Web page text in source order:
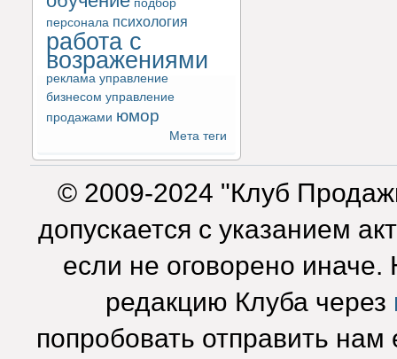
подбор
персонала психология
работа с
возражениями
реклама управление
бизнесом управление
продажами юмор
Мета теги
© 2009-2024 "Клуб
допускается с указанием
если не оговорено
редакцию Клуба через
попробовать отправить нам